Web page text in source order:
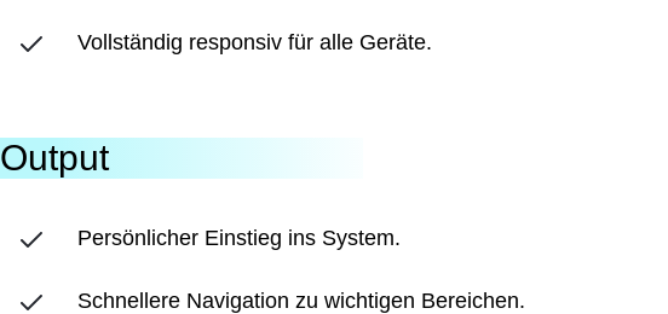
Vollständig responsiv für alle Geräte.
Output
Persönlicher Einstieg ins System.
Schnellere Navigation zu wichtigen Bereichen.